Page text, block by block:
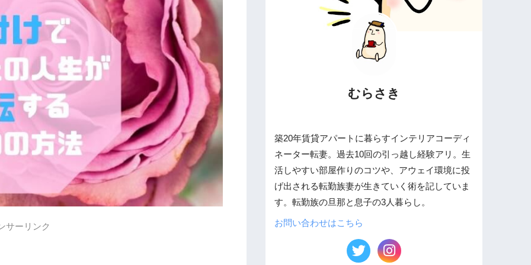
サーリンク
むらさき
築20年賃貸アパートに暮らすインテリアコーディ
ネーター転妻。過去10回の引っ越し経験アリ。生
活しやすい部屋作りのコツや、アウェイ環境に投
げ出される転勤族妻が生きていく術を記していま
す。転勤族の旦那と息子の3人暮らし。
お問い合わせはこちら